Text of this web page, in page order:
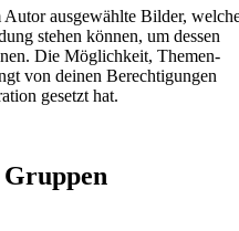
ausgewählte Bilder,
stehen können, um dessen
Die Möglichkeit, Themen-
von deinen Berechtigungen
gesetzt hat.